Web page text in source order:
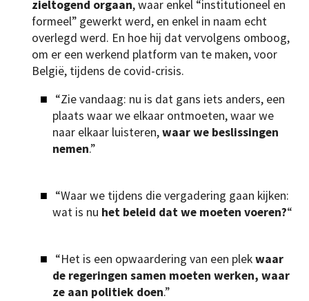
zieltogend orgaan, waar enkel “institutioneel en
formeel” gewerkt werd, en enkel in naam echt
overlegd werd. En hoe hij dat vervolgens omboog,
om er een werkend platform van te maken, voor
België, tijdens de covid-crisis.
“Zie vandaag: nu is dat gans iets anders, een
plaats waar we elkaar ontmoeten, waar we
naar elkaar luisteren,waar we beslissingen
nemen.”
“Waar we tijdens die vergadering gaan kijken:
wat is nu het beleid dat we moeten voeren?“
“Het is een opwaardering van een plekwaar
de regeringen samen moeten werken, waar
ze aan politiek doen.”